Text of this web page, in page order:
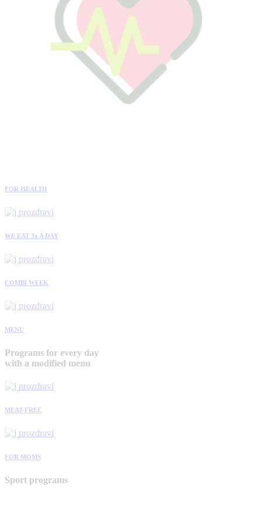
FOR HEALTH
WE EAT 3x A DAY
COMBI WEEK
MENU
Programs for every day
with a modified menu
MEAT-FREE
FOR MOMS
Sport programs